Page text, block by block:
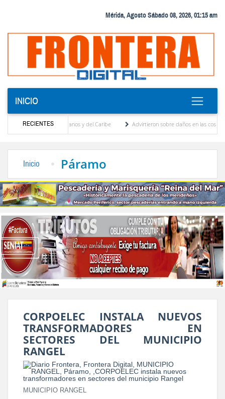
Mérida, Agosto Sábado 08, 2026, 01:15 am
INICIO
RECIENTES
Juegos Centroamericanos y del Caribe
Advirtieron sobre daños en las cosechas
Inicio Páramo
CORPOELEC INSTALA NUEVOS
TRANSFORMADORES EN
SECTORES DEL MUNICIPIO
RANGEL
MUNICIPIO RANGEL